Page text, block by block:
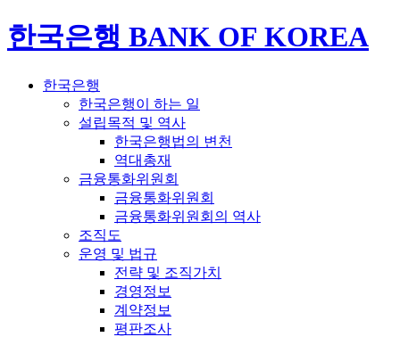
한국은행 BANK OF KOREA
한국은행
한국은행이 하는 일
설립목적 및 역사
한국은행법의 변천
역대총재
금융통화위원회
금융통화위원회
금융통화위원회의 역사
조직도
운영 및 법규
전략 및 조직가치
경영정보
계약정보
평판조사